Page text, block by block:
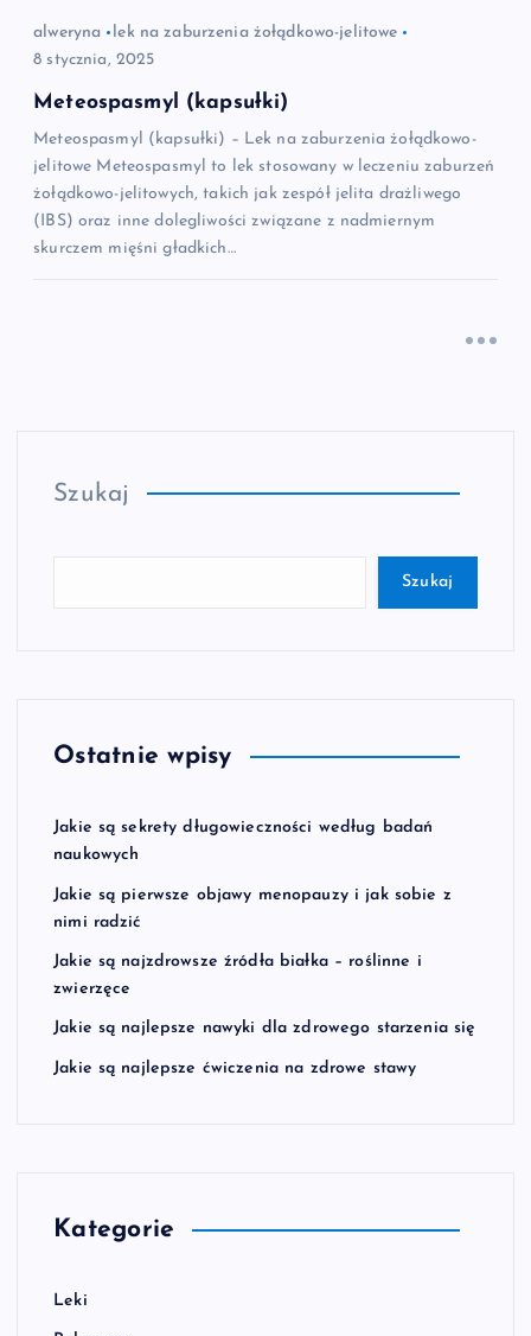
alweryna
lek na zaburzenia żołądkowo-jelitowe
8 stycznia, 2025
Meteospasmyl (kapsułki)
Meteospasmyl (kapsułki) – Lek na zaburzenia żołądkowo-
jelitowe Meteospasmyl to lek stosowany w leczeniu zaburzeń
żołądkowo-jelitowych, takich jak zespół jelita drażliwego
(IBS) oraz inne dolegliwości związane z nadmiernym
skurczem mięśni gładkich…
Szukaj
Szukaj
Ostatnie wpisy
Jakie są sekrety długowieczności według badań
naukowych
Jakie są pierwsze objawy menopauzy i jak sobie z
nimi radzić
Jakie są najzdrowsze źródła białka – roślinne i
zwierzęce
Jakie są najlepsze nawyki dla zdrowego starzenia się
Jakie są najlepsze ćwiczenia na zdrowe stawy
Kategorie
Leki